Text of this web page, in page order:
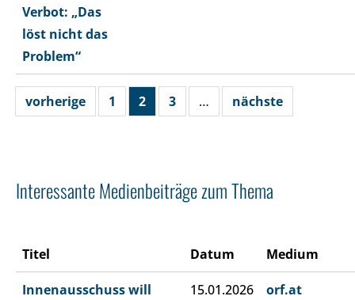
Verbot: „Das
löst nicht das
Problem“
vorherige 1 2 3 … nächste
Interessante Medienbeiträge zum Thema
Titel Datum Medium
Innenausschuss will
15.01.2026 orf.at